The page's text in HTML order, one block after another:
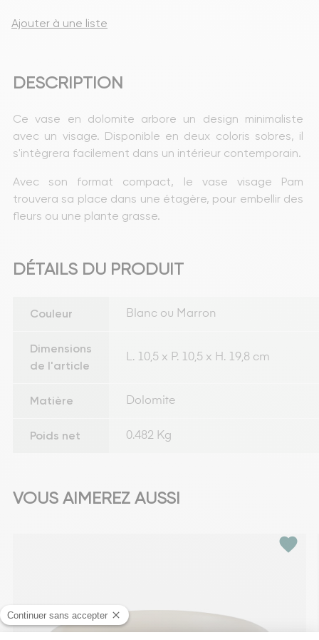
Ajouter à une liste
DESCRIPTION
Ce vase en dolomite arbore un design minimaliste
avec un visage. Disponible en deux coloris sobres, il
s'intègrera facilement dans un intérieur contemporain.
Avec son format compact, le vase visage Pam
trouvera sa place dans une étagère, pour embellir des
fleurs ou une plante grasse.
DÉTAILS DU PRODUIT
Couleur Blanc ou Marron
Dimensions
de l'article
L. 10,5 x P. 10,5 x H. 19,8 cm
Matière Dolomite
Poids net 0.482 Kg
VOUS AIMEREZ AUSSI
favorite